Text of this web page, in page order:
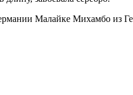
Малайке Михамбо из